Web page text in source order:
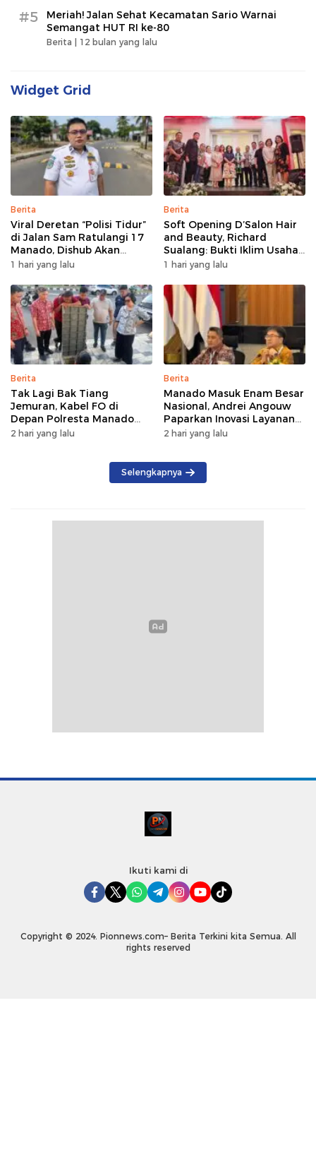
#5
Meriah! Jalan Sehat Kecamatan Sario Warnai
Semangat HUT RI ke-80
Berita | 12 bulan yang lalu
Widget Grid
Berita
Viral Deretan “Polisi Tidur”
di Jalan Sam Ratulangi 17
Manado, Dishub Akan
Musyawarahkan Solusi
1 hari yang lalu
Berita
Soft Opening D’Salon Hair
and Beauty, Richard
Sualang: Bukti Iklim Usaha
di Manado Terus
1 hari yang lalu
Berita
Tak Lagi Bak Tiang
Jemuran, Kabel FO di
Depan Polresta Manado
Ditata
2 hari yang lalu
Berita
Manado Masuk Enam Besar
Nasional, Andrei Angouw
Paparkan Inovasi Layanan
Investasi di Hadapan Tim
2 hari yang lalu
Selengkapnya
Ikuti kami di
Copyright © 2024. Pionnews.com– Berita Terkini kita Semua. All
rights reserved